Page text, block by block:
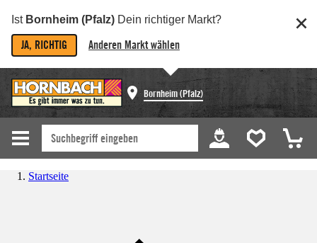
Ist Bornheim (Pfalz) Dein richtiger Markt?
JA, RICHTIG Anderen Markt wählen
Bornheim (Pfalz)
Startseite